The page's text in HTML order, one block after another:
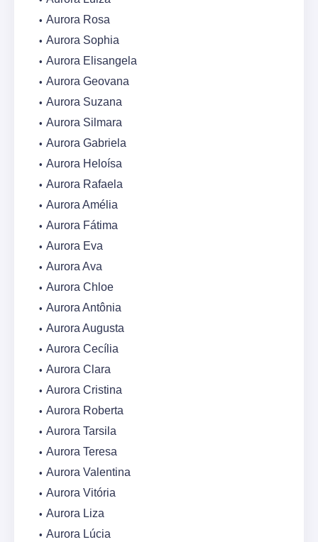
Aurora Rosa
Aurora Sophia
Aurora Elisangela
Aurora Geovana
Aurora Suzana
Aurora Silmara
Aurora Gabriela
Aurora Heloísa
Aurora Rafaela
Aurora Amélia
Aurora Fátima
Aurora Eva
Aurora Ava
Aurora Chloe
Aurora Antônia
Aurora Augusta
Aurora Cecília
Aurora Clara
Aurora Cristina
Aurora Roberta
Aurora Tarsila
Aurora Teresa
Aurora Valentina
Aurora Vitória
Aurora Liza
Aurora Lúcia